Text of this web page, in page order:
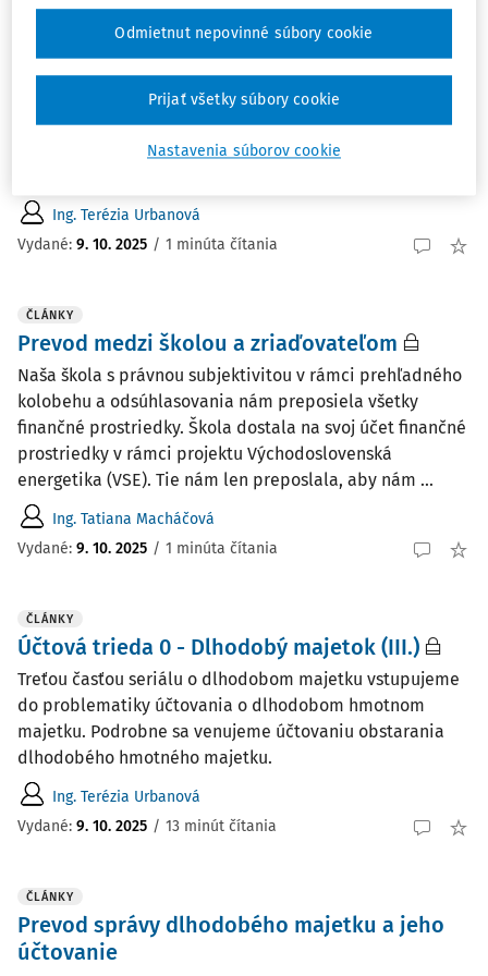
Účtovanie dotácie z Plánu obnovy a
Na akú príjmovú rozpočtovú položku sa účtuje dotácia z
Plánu obnovy a odolnosti a aké kódy zdrojov treba
Ing. Terézia Urbanová
Vydané: 9. 10. 2025 / 1 minúta čítania
ČLÁNKY
Prevod medzi školou a zriaďovateľom
Naša škola s právnou subjektivitou v rámci prehľadného
kolobehu a odsúhlasovania nám preposiela všetky
finančné prostriedky. Škola dostala na svoj účet finančné
prostriedky v rámci projektu Východoslovenská
energetika (VSE). Tie nám len preposlala, aby nám ...
Ing. Tatiana Macháčová
Vydané: 9. 10. 2025 / 1 minúta čítania
ČLÁNKY
Účtová trieda 0 - Dlhodobý majetok (III.)
Treťou časťou seriálu o dlhodobom majetku vstupujeme
do problematiky účtovania o dlhodobom hmotnom
majetku. Podrobne sa venujeme účtovaniu obstarania
dlhodobého hmotného majetku.
Ing. Terézia Urbanová
Vydané: 9. 10. 2025 / 13 minút čítania
ČLÁNKY
Prevod správy dlhodobého majetku a jeho
účtovanie
Nastavenia súborov cookie
Odmietnut nepovinné súbory cookie
Prijať všetky súbory cookie